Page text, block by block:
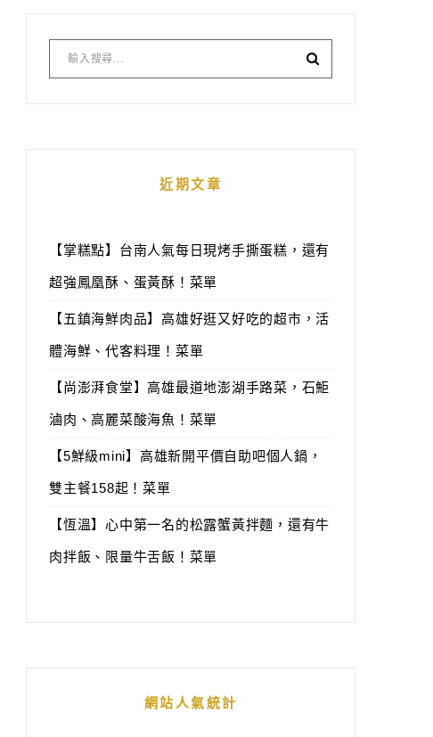
近期文章
【掌糕點】台南人氣每日現烤手撕蛋糕，還有
超強鳳凰酥、蛋黃酥！菜單
【五鎮海鮮肉品】高雄好逛又好吃的超市，活
體海鮮、代客料理！菜單
【尚澎湃食堂】高雄最道地澎湖手路菜，石鮔
滷肉、高麗菜酸海魚！菜單
【5鮮級mini】高雄新開平價自助吧個人鍋，
雙主餐158起！菜單
【恆溫】心中第一名的松露蟹黃拌麵，還有牛
肉拌飯、限量牛舌飯！菜單
網站人氣統計